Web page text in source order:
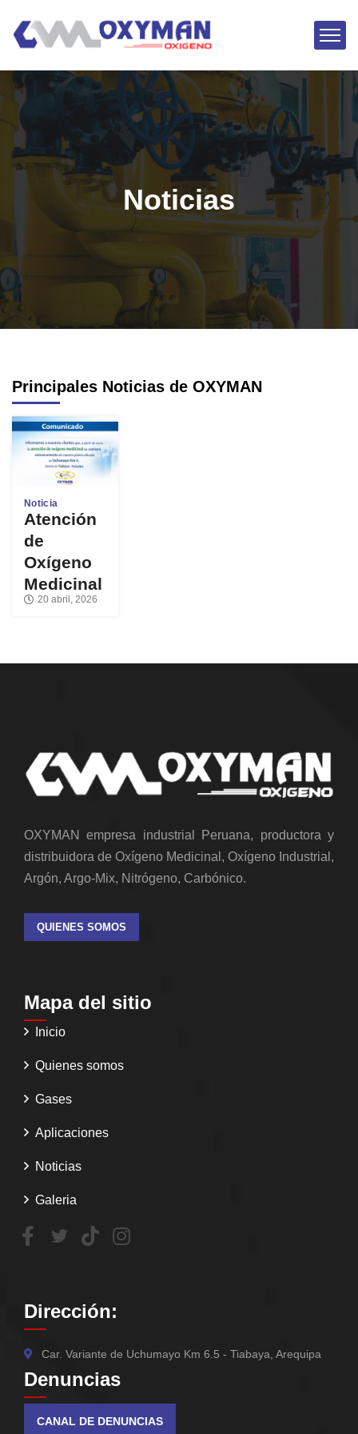
Noticias
Principales Noticias de OXYMAN
Noticia
Atención
de
Oxígeno
Medicinal
20 abril, 2026
OXYMAN empresa industrial Peruana, productora y
distribuidora de Oxígeno Medicinal, Oxígeno Industrial,
Argón, Argo-Mix, Nitrógeno, Carbónico.
QUIENES SOMOS
Mapa del sitio
Inicio
Quienes somos
Gases
Aplicaciones
Noticias
Galeria
Dirección:
Car. Variante de Uchumayo Km 6.5 - Tiabaya, Arequipa
Denuncias
CANAL DE DENUNCIAS